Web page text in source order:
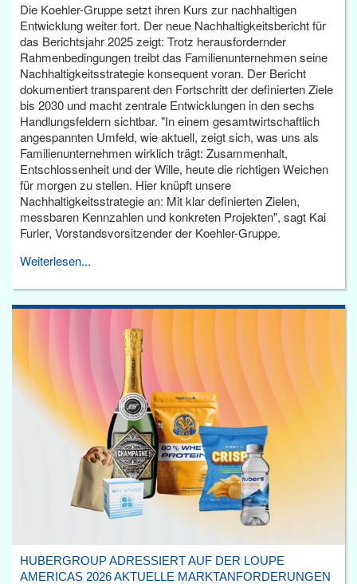
Die Koehler-Gruppe setzt ihren Kurs zur nachhaltigen
Entwicklung weiter fort. Der neue Nachhaltigkeitsbericht für
das Berichtsjahr 2025 zeigt: Trotz herausfordernder
Rahmenbedingungen treibt das Familienunternehmen seine
Nachhaltigkeitsstrategie konsequent voran. Der Bericht
dokumentiert transparent den Fortschritt der definierten Ziele
bis 2030 und macht zentrale Entwicklungen in den sechs
Handlungsfeldern sichtbar. "In einem gesamtwirtschaftlich
angespannten Umfeld, wie aktuell, zeigt sich, was uns als
Familienunternehmen wirklich trägt: Zusammenhalt,
Entschlossenheit und der Wille, heute die richtigen Weichen
für morgen zu stellen. Hier knüpft unsere
Nachhaltigkeitsstrategie an: Mit klar definierten Zielen,
messbaren Kennzahlen und konkreten Projekten", sagt Kai
Furler, Vorstandsvorsitzender der Koehler-Gruppe.
Weiterlesen...
HUBERGROUP ADRESSIERT AUF DER LOUPE
AMERICAS 2026 AKTUELLE MARKTANFORDERUNGEN